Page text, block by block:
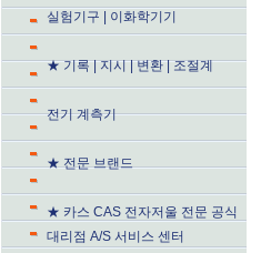
실험기구 | 이화학기기
★ 기록 | 지시 | 변환 | 조절계
전기 계측기
★ 전문 브랜드
★ 카스 CAS 전자저울 전문 공식
대리점 A/S 서비스 센터